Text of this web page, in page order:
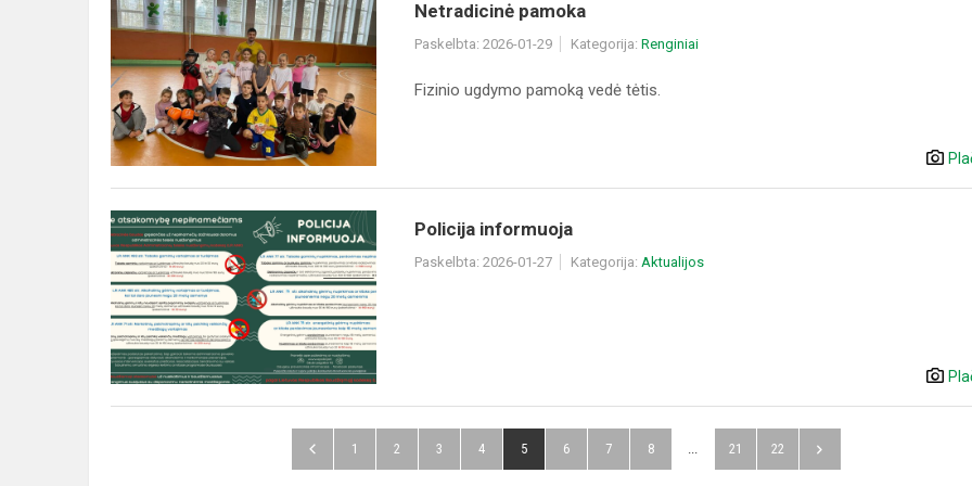
pamoka
Netradicinė pamoka
Paskelbta: 2026-01-29 Kategorija: Renginiai
Fizinio ugdymo pamoką vedė tėtis.
Policija
informuoja
Policija informuoja
Paskelbta: 2026-01-27 Kategorija: Aktualijos
1 2 3 4 5 6 7 8 ... 21 22